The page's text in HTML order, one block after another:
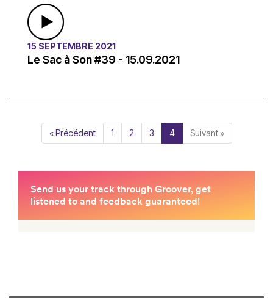
15 SEPTEMBRE 2021
Le Sac à Son #39 - 15.09.2021
« Précédent 1 2 3 4 Suivant »